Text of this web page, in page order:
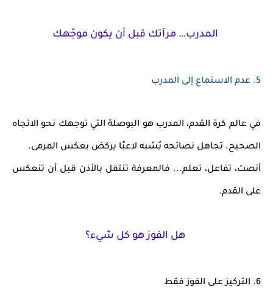
المدرب… مرآتك قبل أن يكون موجّهك
5. عدم الاستماع إلى المدرب
في عالم كرة القدم، المدرب هو البوصلةالتي توجهك نحو الاتجاه
الصحيح. تجاهل نصائحه يُشبه لاعبًا يركض بعكس المرمى.
أنصت، تفاعل، تعلم... فالمعرفة تنتقل بالأذن قبل أن تنعكس
على القدم.
هل الفوز هو كل شيء؟
6. التركيز على الفوز فقط